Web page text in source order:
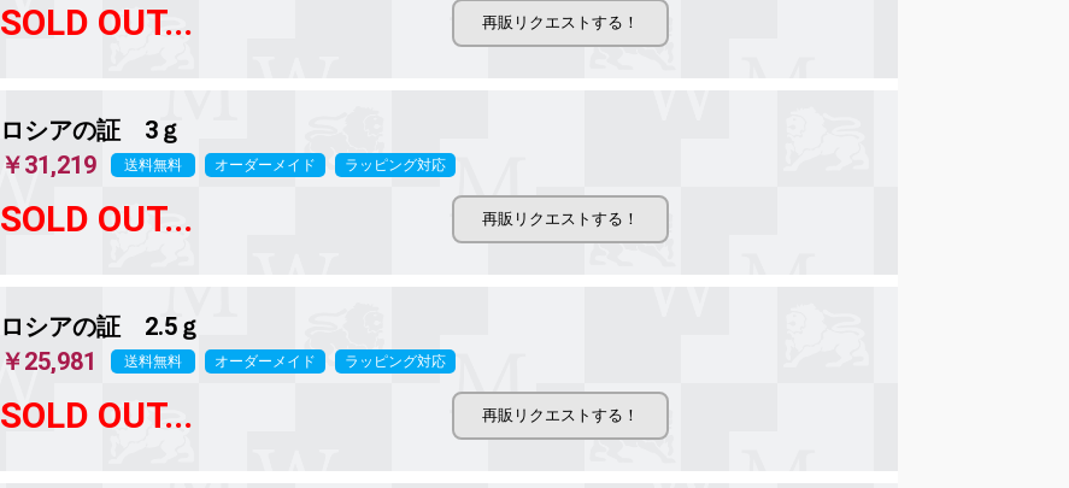
SOLD OUT...
ロシアの証 3ｇ
￥31,219
送料無料 オーダーメイド ラッピング対応
SOLD OUT...
ロシアの証 2.5ｇ
￥25,981
送料無料 オーダーメイド ラッピング対応
SOLD OUT...